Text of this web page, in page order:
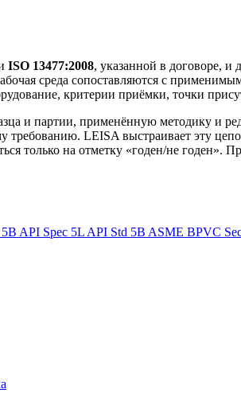
ISO 13477:2008, указанной в договоре, и
среда сопоставляются с
критерии приёмки, точки
и партии, применённую методику и
LEISA выстраивает эту
только на отметку «годен/не годен».
API Spec 5L API Std 5B ASME BPVC